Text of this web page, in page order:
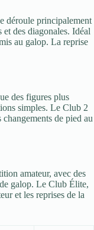
déroule principalement
et des diagonales. Idéal
au galop. La reprise
des figures plus
simples. Le Club 2
de pied au
amateur, avec des
galop. Le Club Élite,
et les reprises de la